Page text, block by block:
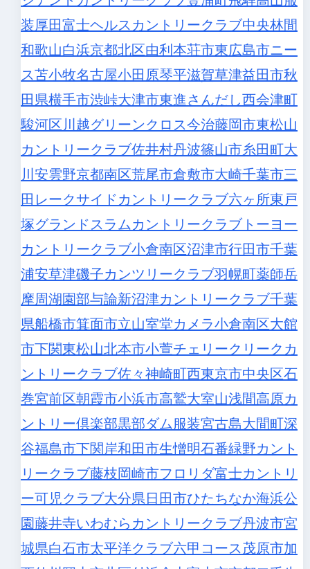
装厚田富士ヘルスカントリークラブ中央林間
和歌山白浜京都北区由利本荘市東広島市ニー
ス苫小牧名古屋小田原琴平滋賀草津益田市秋
田県横手市渋峠大津市東進さんだし西会津町
駿河区川越グリーンクロス今治藤岡市東松山
カントリークラブ佐井村丹波篠山市糸田町大
川安雲野京都南区荒尾市倉敷市大崎千葉市三
田レークサイドカントリークラブ六ヶ所東戸
塚グランドスラムカントリークラブトーヨー
カントリークラブ小倉南区沼津市行田市千葉
浦安草津磯子カンツリークラブ羽幌町薬師岳
摩周湖園部与論新沼津カントリークラブ千葉
県船橋市箕面市立山室堂カメラ小倉南区大館
市下関東松山北本市小萱チェリークリークカ
ントリークラブ佐々神崎町西東京市中央区石
巻宮前区朝霞市小浜市高鷲大室山浅間高原カ
ントリー倶楽部黒部ダム服装宮古島大間町深
谷福島市下関岸和田市生憎明石番緑野カント
リークラブ藤枝岡崎市フロリダ富士カントリ
ー可児クラブ大分県日田市ひたちなか海浜公
園藤井寺いわむらカントリークラブ丹波市宮
城県白石市太平洋クラブ六甲コース茂原市加